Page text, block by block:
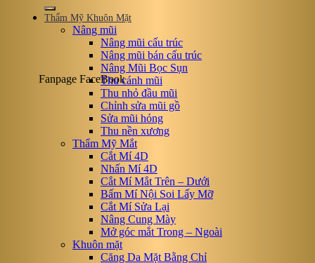
Fanpage FaceBook
Thẩm Mỹ Khuôn Mặt
Nâng mũi
Nâng mũi cấu trúc
Nâng mũi bán cấu trúc
Nâng Mũi Bọc Sụn
Thu cánh mũi
Thu nhỏ đầu mũi
Chỉnh sửa mũi gồ
Sửa mũi hỏng
Thu nền xương
Thẩm Mỹ Mắt
Cắt Mí 4D
Nhấn Mí 4D
Cắt Mí Mắt Trên – Dưới
Bấm Mí Nội Soi Lấy Mỡ
Cắt Mí Sửa Lại
Nâng Cung Mày
Mở góc mắt Trong – Ngoài
Khuôn mặt
Căng Da Mặt Bằng Chỉ